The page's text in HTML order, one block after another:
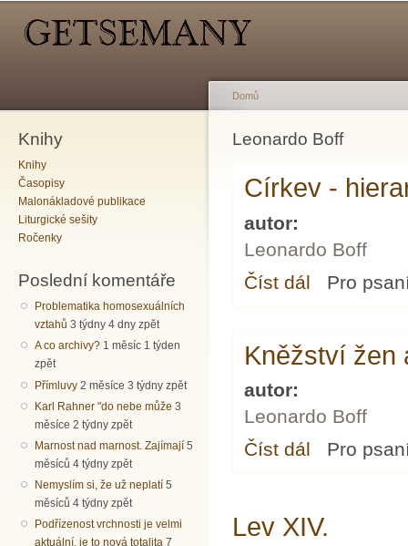
Knihy
Knihy
Časopisy
Malonákladové publikace
Liturgické sešity
Ročenky
Poslední komentáře
Problematika homosexuálních
vztahů 3 týdny 4 dny zpět
A co archivy? 1 měsíc 1 týden
zpět
Přímluvy 2 měsíce 3 týdny zpět
Karl Rahner "do nebe může 3
měsíce 2 týdny zpět
Marnost nad marnost. Zajímají 5
měsíců 4 týdny zpět
Nemyslím si, že už neplatí 5
měsíců 4 týdny zpět
Podřízenost vrchnosti je velmi
aktuální, je to nová totalita 7
Jste zde
Domů
Leonardo Boff
Církev -
autor:
Leonardo Boff
Číst dál Církev -
Pro
Kněžství žen
autor:
Leonardo Boff
Číst dál Kněžství žen a
Pro
Lev XIV.